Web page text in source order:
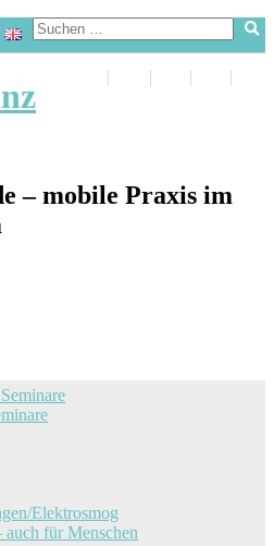
– mobile Praxis im
Elektrosmog
auch für Menschen